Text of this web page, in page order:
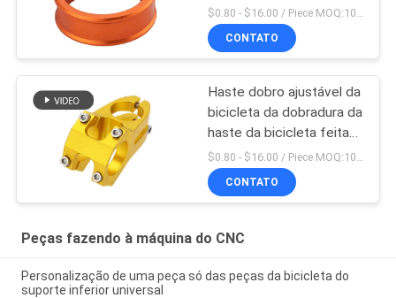
5 x 4 das peças do CNC
da precisão
$0.80 - $16.00 / Piece MOQ:10 partes
CONTATO
Haste dobro ajustável da
bicicleta da dobradura da
haste da bicicleta feita
em China
CONTATO
Peças fazendo à máquina do CNC
Personalização de uma peça só das peças da bicicleta do
suporte inferior universal